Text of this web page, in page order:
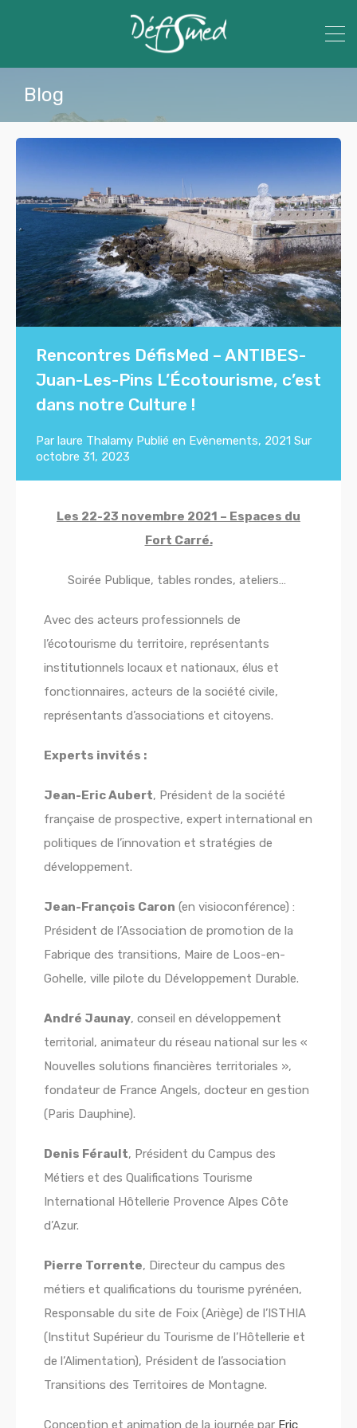
Blog
Rencontres DéfisMed – ANTIBES-
Juan-Les-Pins L’Écotourisme, c’est
dans notre Culture !
Par laure Thalamy Publié en Evènements, 2021 Sur
octobre 31, 2023
Les 22-23 novembre 2021 – Espaces du
Fort Carré.
Soirée Publique, tables rondes, ateliers… ​
Avec des acteurs professionnels de
l’écotourisme du territoire, représentants
institutionnels locaux et nationaux, élus et
fonctionnaires, acteurs de la société civile,
représentants d’associations et citoyens.
Experts invités :
Jean-Eric Aubert, Président de la société
française de prospective, expert international en
politiques de l’innovation et stratégies de
développement.
Jean-François Caron (en visioconférence) :
Président de l’Association de promotion de la
Fabrique des transitions, Maire de Loos-en-
Gohelle, ville pilote du Développement Durable.
André Jaunay, conseil en développement
territorial, animateur du réseau national sur les «
Nouvelles solutions financières territoriales »,
fondateur de France Angels, docteur en gestion
(Paris Dauphine).
Denis Férault, Président du Campus des
Métiers et des Qualifications Tourisme
International Hôtellerie Provence Alpes Côte
d’Azur.
Pierre Torrente, Directeur du campus des
métiers et qualifications du tourisme pyrénéen,
Responsable du site de Foix (Ariège) de l’ISTHIA
(Institut Supérieur du Tourisme de l’Hôtellerie et
de l’Alimentation), Président de l’association
Transitions des Territoires de Montagne.
Conception et animation de la journée par Eric